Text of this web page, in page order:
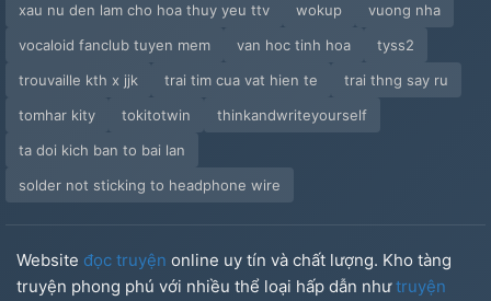
xau nu den lam cho hoa thuy yeu ttv
wokup
vuong nha
vocaloid fanclub tuyen mem
van hoc tinh hoa
tyss2
trouvaille kth x jjk
trai tim cua vat hien te
trai thng say ru
tomhar kity
tokitotwin
thinkandwriteyourself
ta doi kich ban to bai lan
solder not sticking to headphone wire
Website đọc truyện online uy tín và chất lượng. Kho tàng
truyện phong phú với nhiều thể loại hấp dẫn nhưtruyện